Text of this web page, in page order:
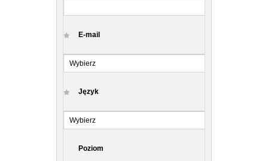
E-mail
Język
Poziom